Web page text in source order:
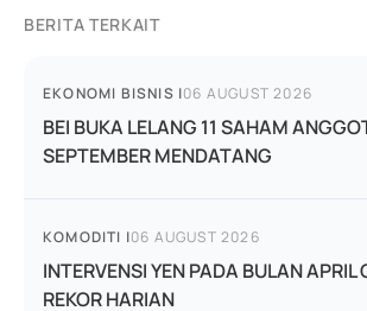
BERITA TERKAIT
EKONOMI BISNIS |06 AUGUST 2026
BEI BUKA LELANG 11 SAHAM
SEPTEMBER MENDATANG
KOMODITI |06 AUGUST 2026
INTERVENSI YEN PADA BULAN APRIL
REKOR HARIAN